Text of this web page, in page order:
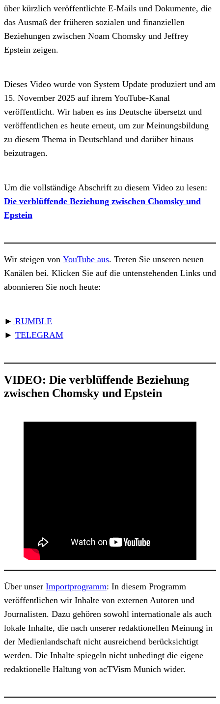
über kürzlich veröffentlichte E-Mails und Dokumente, die
das Ausmaß der früheren sozialen und finanziellen
Beziehungen zwischen Noam Chomsky und Jeffrey
Epstein zeigen.
Dieses Video wurde von System Update produziert und am
15. November 2025 auf ihrem YouTube-Kanal
veröffentlicht. Wir haben es ins Deutsche übersetzt und
veröffentlichen es heute erneut, um zur Meinungsbildung
zu diesem Thema in Deutschland und darüber hinaus
beizutragen.
Um die vollständige Abschrift zu diesem Video zu lesen:
Die verblüffende Beziehung zwischen Chomsky und
Epstein
Wir steigen von YouTube aus. Treten Sie unseren neuen
Kanälen bei. Klicken Sie auf die untenstehenden Links und
abonnieren Sie noch heute:
► RUMBLE
► TELEGRAM
VIDEO: Die verblüffende Beziehung
zwischen Chomsky und Epstein
Über unser Importprogramm: In diesem Programm
veröffentlichen wir Inhalte von externen Autoren und
Journalisten. Dazu gehören sowohl internationale als auch
lokale Inhalte, die nach unserer redaktionellen Meinung in
der Medienlandschaft nicht ausreichend berücksichtigt
werden. Die Inhalte spiegeln nicht unbedingt die eigene
redaktionelle Haltung von acTVism Munich wider.